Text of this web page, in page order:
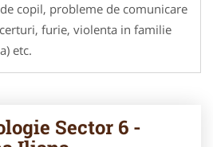
copil, probleme de comunicare
furie, violenta in familie
etc.
Sector 6 -